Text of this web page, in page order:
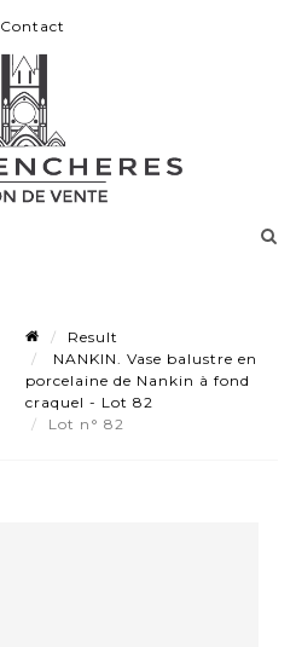
Contact
Result
NANKIN. Vase balustre en
porcelaine de Nankin à fond
craquel - Lot 82
Lot n° 82